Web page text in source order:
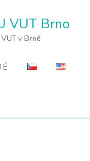
VUT Brno
v Brně